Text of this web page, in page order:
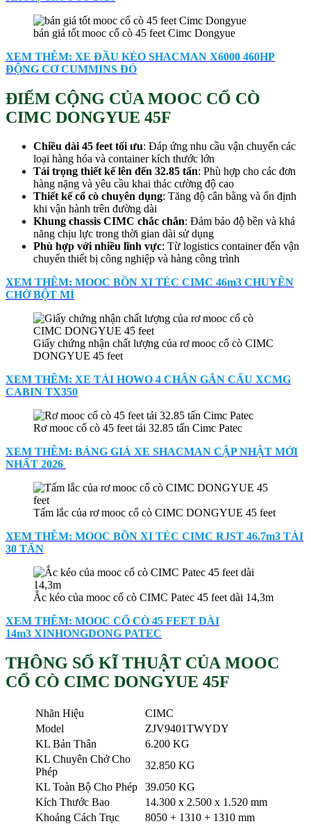
bán giá tốt mooc cổ cò 45 feet Cimc Dongyue
XEM THÊM: XE ĐẦU KÉO SHACMAN X6000 460HP
ĐỘNG CƠ CUMMINS ĐỎ
ĐIỂM CỘNG CỦA MOOC CỔ CÒ
CIMC DONGYUE 45F
Chiều dài 45 feet tối ưu: Đáp ứng nhu cầu vận chuyển các
loại hàng hóa và container kích thước lớn
Tải trọng thiết kế lên đến 32.85 tấn: Phù hợp cho các đơn
hàng nặng và yêu cầu khai thác cường độ cao
Thiết kế cổ cò chuyên dụng: Tăng độ cân bằng và ổn định
khi vận hành trên đường dài
Khung chassis CIMC chắc chắn: Đảm bảo độ bền và khả
năng chịu lực trong thời gian dài sử dụng
Phù hợp với nhiều lĩnh vực: Từ logistics container đến vận
chuyển thiết bị công nghiệp và hàng công trình
XEM THÊM: MOOC BỒN XI TÉC CIMC 46m3 CHUYÊN
CHỞ BỘT MÌ
Giấy chứng nhận chất lượng của rơ mooc cổ cò CIMC
DONGYUE 45 feet
XEM THÊM: XE TẢI HOWO 4 CHÂN GẮN CẨU XCMG
CABIN TX350
Rơ mooc cổ cò 45 feet tải 32.85 tấn Cimc Patec
XEM THÊM: BẢNG GIÁ XE SHACMAN CẬP NHẬT MỚI
NHẤT 2026
Tấm lắc của rơ mooc cổ cò CIMC DONGYUE 45 feet
XEM THÊM: MOOC BỒN XI TÉC CIMC RJST 46.7m3 TẢI
30 TẤN
Ắc kéo của mooc cổ cò CIMC Patec 45 feet dài 14,3m
XEM THÊM: MOOC CỔ CÒ 45 FEET DÀI
14m3 XINHONGDONG PATEC
THÔNG SỐ KĨ THUẬT CỦA MOOC
CỔ CÒ CIMC DONGYUE 45F
Nhãn Hiệu
CIMC
Model
ZJV9401TWYDY
KL Bản Thân
6.200 KG
KL Chuyên Chở Cho
Phép
32.850 KG
KL Toàn Bộ Cho Phép
39.050 KG
Kích Thước Bao
14.300 x 2.500 x 1.520 mm
Khoảng Cách Trục
8050 + 1310 + 1310 mm